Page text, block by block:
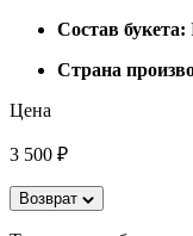
Состав букета:
Страна
Цена
3 500 ₽
Возврат